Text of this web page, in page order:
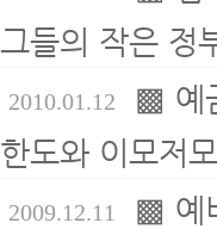
그들의 작은
2010.01.12 ▩ 예
한도와 이모저
2009.12.11 ▩ 예